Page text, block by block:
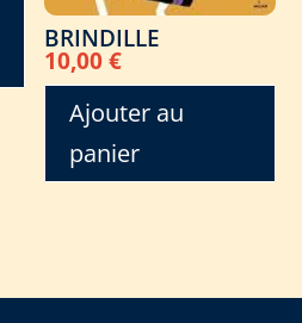
BRINDILLE
10,00€
Ajouter au
panier